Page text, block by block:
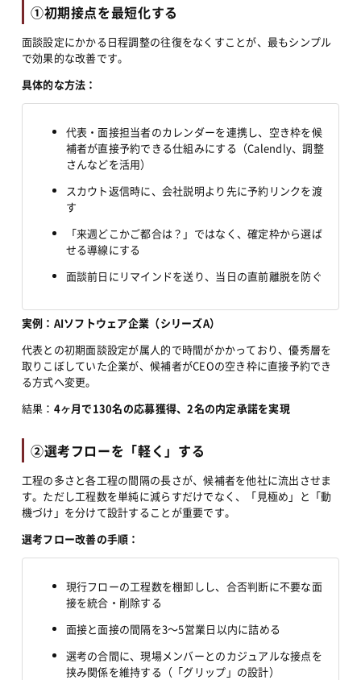
①初期接点を最短化する
面談設定にかかる日程調整の往復をなくすことが、最もシンプル
で効果的な改善です。
具体的な方法：
代表・面接担当者のカレンダーを連携し、空き枠を候
補者が直接予約できる仕組みにする（Calendly、調整
さんなどを活用）
スカウト返信時に、会社説明より先に予約リンクを渡
す
「来週どこかご都合は？」ではなく、確定枠から選ば
せる導線にする
面談前日にリマインドを送り、当日の直前離脱を防ぐ
実例：AIソフトウェア企業（シリーズA）
代表との初期面談設定が属人的で時間がかかっており、優秀層を
取りこぼしていた企業が、候補者がCEOの空き枠に直接予約でき
る方式へ変更。
結果： 4ヶ月で130名の応募獲得、2名の内定承諾を実現
②選考フローを「軽く」する
工程の多さと各工程の間隔の長さが、候補者を他社に流出させま
す。ただし工程数を単純に減らすだけでなく、「見極め」と「動
機づけ」を分けて設計することが重要です。
選考フロー改善の手順：
現行フローの工程数を棚卸しし、合否判断に不要な面
接を統合・削除する
面接と面接の間隔を3〜5営業日以内に詰める
選考の合間に、現場メンバーとのカジュアルな接点を
挟み関係を維持する（「グリップ」の設計）